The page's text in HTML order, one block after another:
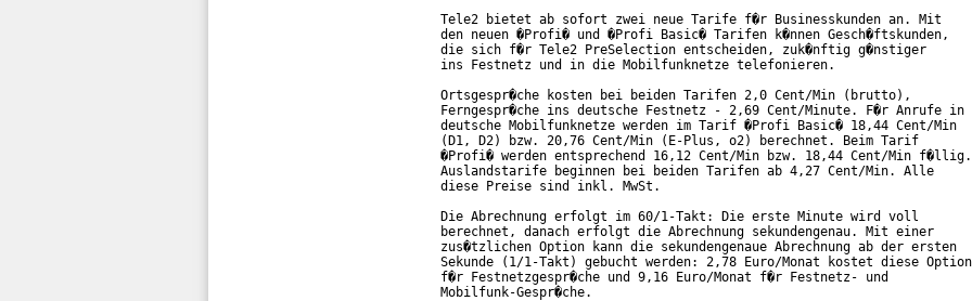
Tele2 bietet ab sofort zwei neue Tarife f�r Businesskunden an. Mit
den neuen �Profi� und �Profi Basic� Tarifen k�nnen Gesch�ftskunden,
die sich f�r Tele2 PreSelection entscheiden, zuk�nftig g�nstiger
ins Festnetz und in die Mobilfunknetze telefonieren.
Ortsgespr�che kosten bei beiden Tarifen 2,0 Cent/Min (brutto),
Ferngespr�che ins deutsche Festnetz - 2,69 Cent/Minute. F�r Anrufe in
deutsche Mobilfunknetze werden im Tarif �Profi Basic� 18,44 Cent/Min
(D1, D2) bzw. 20,76 Cent/Min (E-Plus, o2) berechnet. Beim Tarif
�Profi� werden entsprechend 16,12 Cent/Min bzw. 18,44 Cent/Min f�llig.
Auslandstarife beginnen bei beiden Tarifen ab 4,27 Cent/Min. Alle
diese Preise sind inkl. MwSt.
Die Abrechnung erfolgt im 60/1-Takt: Die erste Minute wird voll
berechnet, danach erfolgt die Abrechnung sekundengenau. Mit einer
zus�tzlichen Option kann die sekundengenaue Abrechnung ab der ersten
Sekunde (1/1-Takt) gebucht werden: 2,78 Euro/Monat kostet diese Option
f�r Festnetzgespr�che und 9,16 Euro/Monat f�r Festnetz- und
Mobilfunk-Gespr�che.